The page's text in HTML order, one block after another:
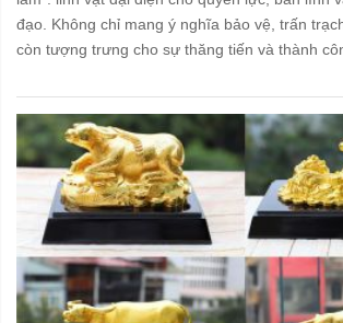
đạo. Không chỉ mang ý nghĩa bảo vệ, trấn
còn tượng trưng cho sự thăng tiến và thành